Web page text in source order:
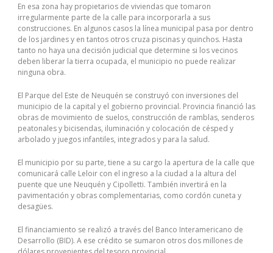
En esa zona hay propietarios de viviendas que tomaron
irregularmente parte de la calle para incorporarla a sus
construcciones. En algunos casos la línea municipal pasa por dentro
de los jardines y en tantos otros cruza piscinas y quinchos. Hasta
tanto no haya una decisión judicial que determine si los vecinos
deben liberar la tierra ocupada, el municipio no puede realizar
ninguna obra.
El Parque del Este de Neuquén se construyó con inversiones del
municipio de la capital y el gobierno provincial. Provincia financió las
obras de movimiento de suelos, construcción de ramblas, senderos
peatonales y bicisendas, iluminación y colocación de césped y
arbolado y juegos infantiles, integrados y para la salud.
El municipio por su parte, tiene a su cargo la apertura de la calle que
comunicará calle Leloir con el ingreso a la ciudad a la altura del
puente que une Neuquén y Cipolletti. También invertirá en la
pavimentación y obras complementarias, como cordón cuneta y
desagües.
El financiamiento se realizó a través del Banco Interamericano de
Desarrollo (BID). A ese crédito se sumaron otros dos millones de